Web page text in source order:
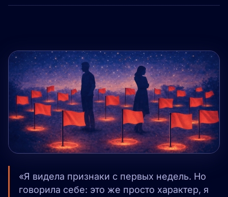
«Я видела признаки с первых недель. Но
говорила себе: это же просто характер, я